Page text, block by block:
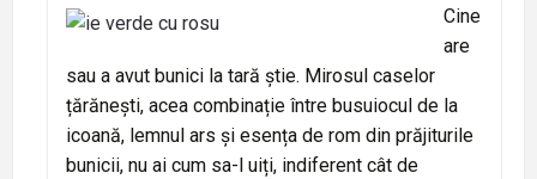
Cine
are
sau a avut bunici la tară știe. Mirosul caselor
țărănești, acea combinație între busuiocul de la
icoană, lemnul ars și esența de rom din prăjiturile
bunicii, nu ai cum sa-l uiți, indiferent cât de